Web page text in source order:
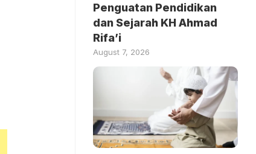
Penguatan Pendidikan
dan Sejarah KH Ahmad
Rifa’i
August 7, 2026